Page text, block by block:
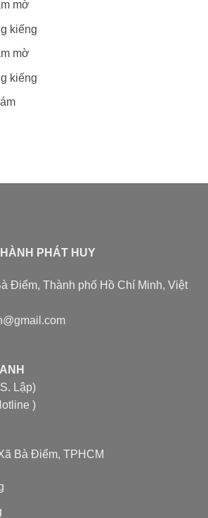
mờ
kiếng
mờ
kiếng
PHÁT HUY
Điểm, Thành phố Hồ Chí Minh, Việt
Lập)
)
Bà Điểm, TPHCM